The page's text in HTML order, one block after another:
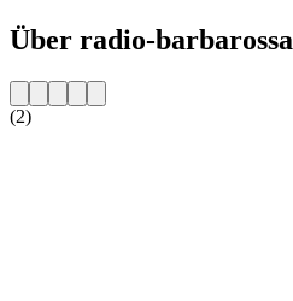
Über radio-barbarossa
(2)